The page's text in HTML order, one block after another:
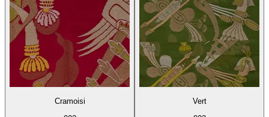
Cramoisi
Vert